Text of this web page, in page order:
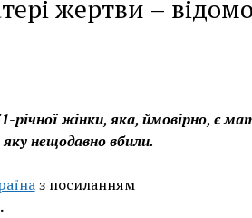
жертви –
річної жінки, яка, ймовірно, є
яку нещодавно вбили.
з посиланням
.